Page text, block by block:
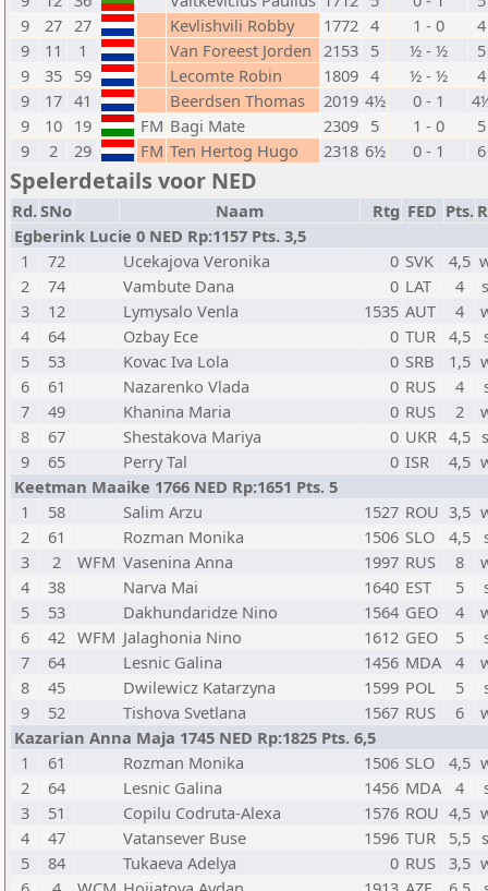
9
27 27 Kevlishvili Robby 1772 4 1 - 0
4
9
11 1 Van Foreest Jorden 2153 5 ½ - ½
5
9
35 59 Lecomte Robin 1809 4 ½ - ½
4
9
17 41 Beerdsen Thomas 2019 4½ 0 - 1
9
10 19 FM Bagi Mate 2309 5 1 - 0
5
9
2 29 FM Ten Hertog Hugo 2318 6½ 0 - 1 6
Spelerdetails voor NED
Rd.SNo Naam Rtg FED Pts.
Egberink Lucie 0 NED Rp:1157 Pts. 3,5
1
72 Ucekajova Veronika 0 SVK 4,5
2
74 Vambute Dana 0 LAT 4
3
12 Lymysalo Venla 1535 AUT 4
4
64 Ozbay Ece 0 TUR 4,5
5
53 Kovac Iva Lola 0 SRB 1,5
6
61 Nazarenko Vlada 0 RUS 4
7
49 Khanina Maria 0 RUS 2
8
67 Shestakova Mariya 0 UKR 4,5
9
65 Perry Tal 0 ISR 4,5
Keetman Maaike 1766 NED Rp:1651 Pts. 5
1
58 Salim Arzu 1527 ROU 3,5
2
61 Rozman Monika 1506 SLO 4,5
3
2 WFM Vasenina Anna 1997 RUS 8
4
38 Narva Mai 1640 EST 5
5
53 Dakhundaridze Nino 1564 GEO 4
6
42 WFM Jalaghonia Nino 1612 GEO 5
7
64 Lesnic Galina 1456 MDA 4
8
45 Dwilewicz Katarzyna 1599 POL 5
9
52 Tishova Svetlana 1567 RUS 6
Kazarian Anna Maja 1745 NED Rp:1825 Pts. 6,5
1
61 Rozman Monika 1506 SLO 4,5
2
64 Lesnic Galina 1456 MDA 4
3
51 Copilu Codruta-Alexa 1576 ROU 4,5
4
47 Vatansever Buse 1596 TUR 5,5
5
84 Tukaeva Adelya 0 RUS 3,5